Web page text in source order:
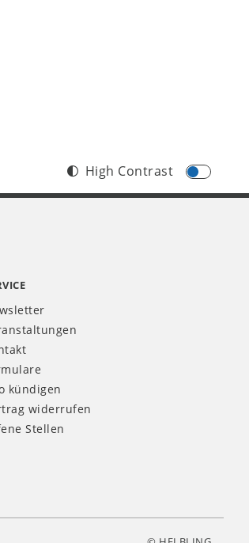
High Contrast
kündigen
widerrufen
Stellen